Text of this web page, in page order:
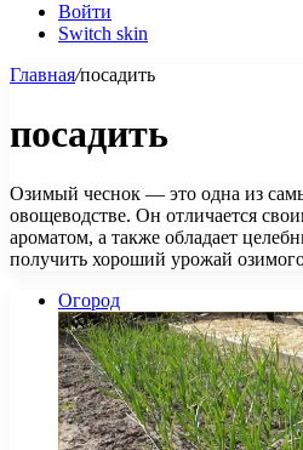
Войти
Switch skin
Главная/посадить
посадить
Озимый чеснок — это одна из
овощеводстве. Он отличается
ароматом, а также обладает
получить хороший урожай
Огород